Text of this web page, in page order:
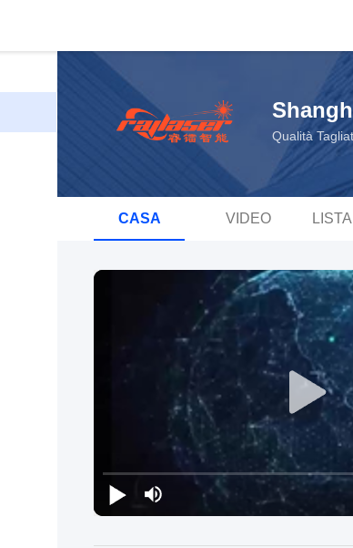
Qualità
CASA VIDEO